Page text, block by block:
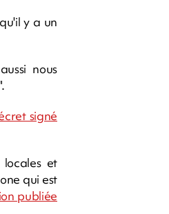
y a un
nous
signé
et
qui est
publiée